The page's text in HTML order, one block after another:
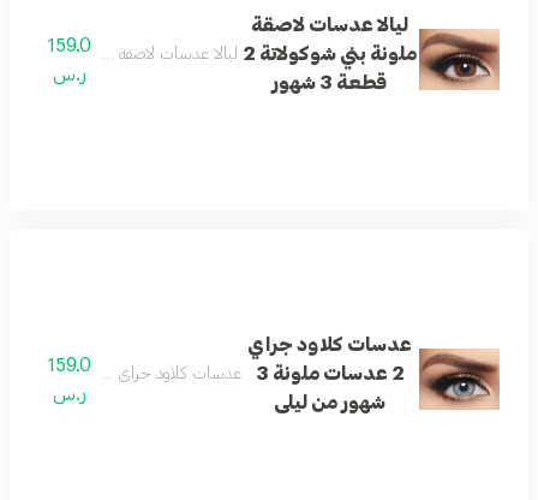
ليالا عدسات لاصقة
ملونة بني شوكولاتة 2
قطعة 3 شهور
ليالا عدسات لاصقة ملونة بني شوكولاتة 2 قطعة 3
159.0
ر.س
عدسات كلاود جراي
2 عدسات ملونة 3
شهور من ليلى
عدسات كلاود جراي 2 عدسات ملونة 3 شهور من ليلى
159.0
ر.س